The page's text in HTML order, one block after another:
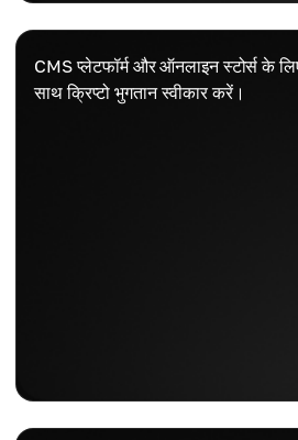
CMS प्लेटफॉर्म और ऑनलाइन स्टोर्स के
साथ क्रिप्टो भुगतान स्वीकार करें।